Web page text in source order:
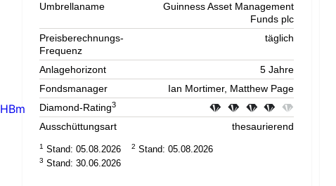
Umbrellaname
Guinness Asset Management
Funds plc
Preisberechnungs-
Frequenz
täglich
Anlagehorizont
5 Jahre
Fondsmanager
Ian Mortimer, Matthew Page
Diamond-Rating3
Ausschüttungsart thesaurierend
1 Stand: 05.08.2026 2 Stand: 05.08.2026
3 Stand: 30.06.2026
HBm